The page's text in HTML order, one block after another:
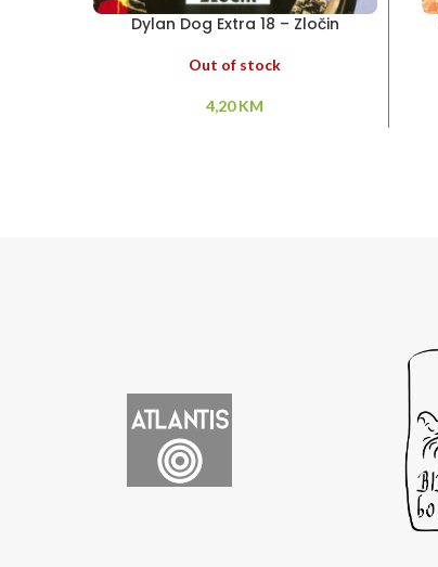
Dylan Dog Extra 18 – Zločin
Out of stock
4,20KM